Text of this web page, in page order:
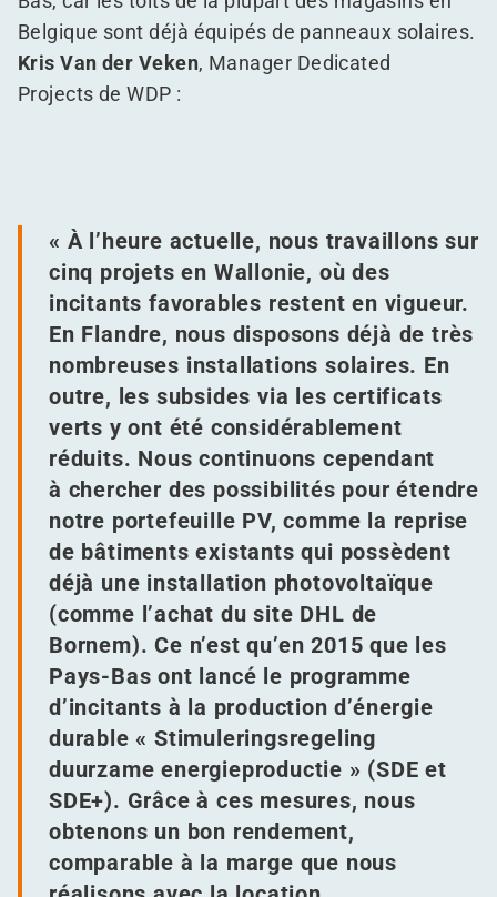
Belgique sont déjà équipés de panneaux solaires.
Kris Van der Veken, Manager Dedicated
Projects de WDP :
« À l’heure actuelle, nous travaillons sur
cinq projets en Wallonie, où des
incitants favorables restent en vigueur.
En Flandre, nous disposons déjà de très
nombreuses installations solaires. En
outre, les subsides via les certificats
verts y ont été considérablement
réduits. Nous continuons cependant
à chercher des possibilités pour étendre
notre portefeuille PV, comme la reprise
de bâtiments existants qui possèdent
déjà une installation photovoltaïque
(comme l’achat du site DHL de
Bornem). Ce n’est qu’en 2015 que les
Pays-Bas ont lancé le programme
d’incitants à la production d’énergie
durable « Stimuleringsregeling
duurzame energieproductie » (SDE et
SDE+). Grâce à ces mesures, nous
obtenons un bon rendement,
comparable à la marge que nous